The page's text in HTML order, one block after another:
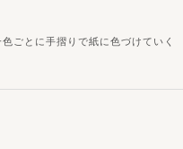
ごとに手摺りで紙に色づけていく